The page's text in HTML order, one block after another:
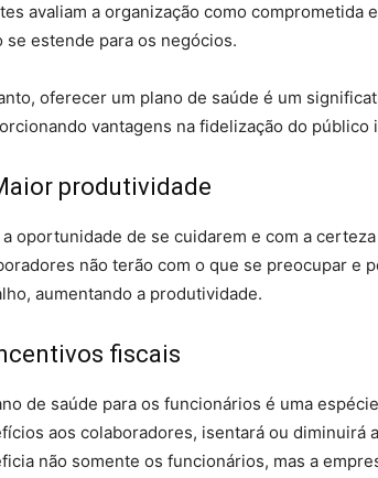
avaliam a organização como comprometida
se estende para os negócios.
oferecer um plano de saúde é um
vantagens na fidelização do público
produtividade
a oportunidade de se cuidarem e com a
não terão com o que se preocupar e
aumentando a produtividade.
fiscais
de saúde para os funcionários é uma
aos colaboradores, isentará ou diminuirá
não somente os funcionários, mas a